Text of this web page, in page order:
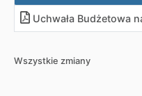
Uchwała Budżetowa
Wszystkie zmiany